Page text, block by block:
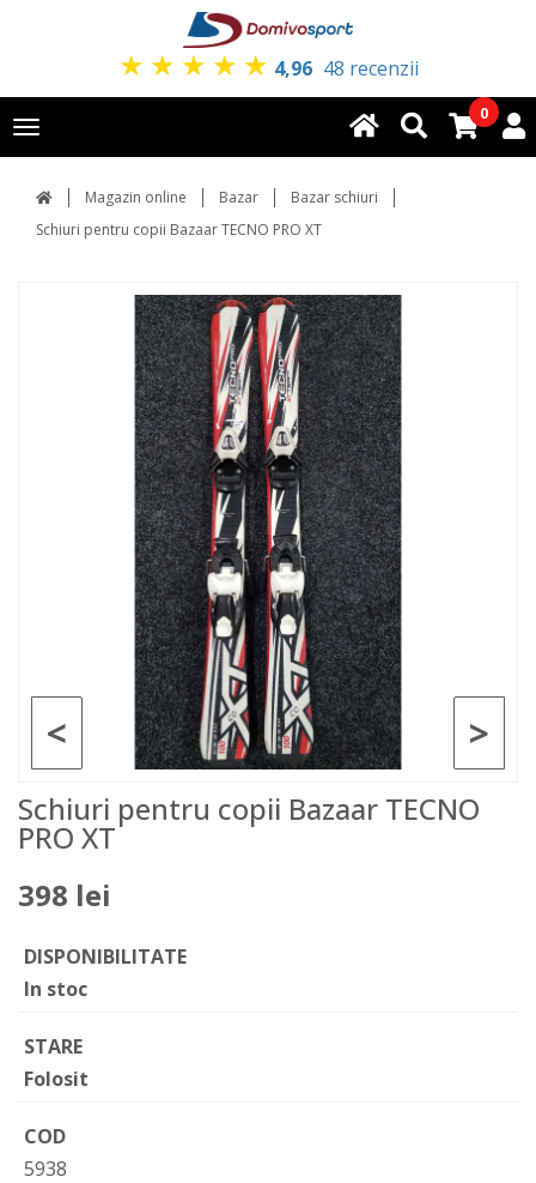
★ ★ ★ ★ ★ 4,96 48 recenzii
Toggle
navigation
0
Magazin online Bazar
Bazar schiuri
Schiuri pentru copii Bazaar TECNO PRO XT
>
<
Schiuri pentru copii Bazaar TECNO
PRO XT
398 lei
DISPONIBILITATE
In stoc
STARE
Folosit
COD
5938